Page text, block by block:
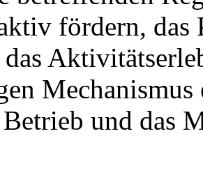
fördern,
das
und das